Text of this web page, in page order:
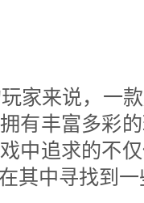
来说，一款
有丰富多彩
中追求的不
其中寻找到